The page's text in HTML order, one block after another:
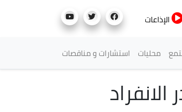
الإذاعات
محليات استشارات و مناقصات